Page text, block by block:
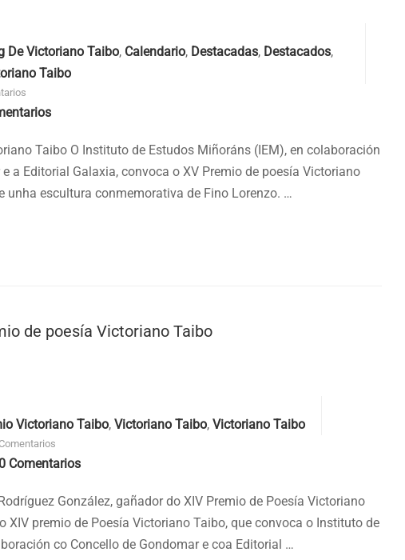
De Victoriano Taibo, Calendario, Destacadas, Destacados,
Taibo
Taibo O Instituto de Estudos Miñoráns (IEM), en colaboración
a Editorial Galaxia, convoca o XV Premio de poesía Victoriano
unha escultura conmemorativa de Fino Lorenzo. …
de poesía Victoriano Taibo
Victoriano Taibo, Victoriano Taibo, Victoriano Taibo
0 Comentarios
González, gañador do XIV Premio de Poesía Victoriano
XIV premio de Poesía Victoriano Taibo, que convoca o Instituto de
co Concello de Gondomar e coa Editorial …